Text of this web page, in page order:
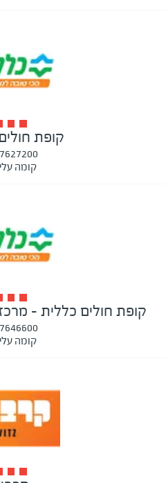
קופת
קומה
קופת חולים כללית -
קומה